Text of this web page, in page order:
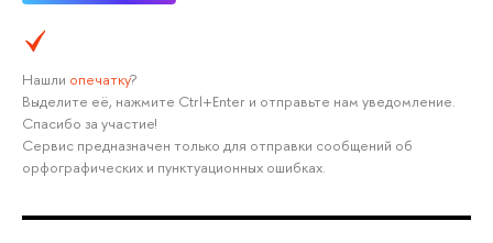
Нашли опечатку?
Выделите её, нажмите Ctrl+Enter и отправьте нам уведомление.
Спасибо за участие!
Сервис предназначен только для отправки сообщений об
орфографических и пунктуационных ошибках.